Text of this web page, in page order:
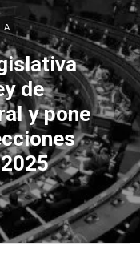
de
y pone